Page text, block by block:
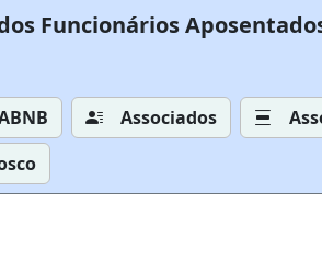
Funcionários
Associados